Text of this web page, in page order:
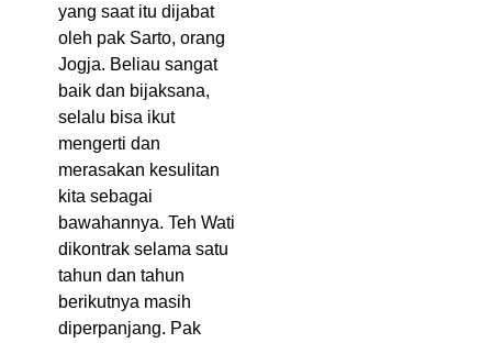
yang saat itu dijabat
oleh pak Sarto, orang
Jogja. Beliau sangat
baik dan bijaksana,
selalu bisa ikut
mengerti dan
merasakan kesulitan
kita sebagai
bawahannya. Teh Wati
dikontrak selama satu
tahun dan tahun
berikutnya masih
diperpanjang. Pak